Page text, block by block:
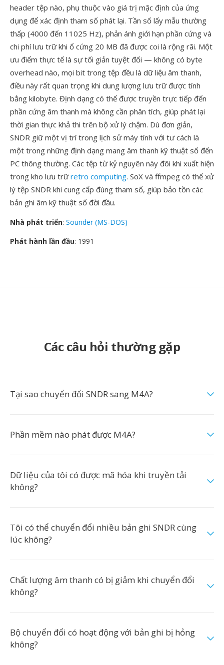
header tệp nào, phụ thuộc vào giá trị mặc định của ứng
dụng để xác định tham số phát lại. Tần số lấy mẫu thường
thấp (4000 đến 11025 Hz), phản ánh giới hạn phần cứng và
chi phí lưu trữ khi ổ cứng 20 MB đã được coi là rộng rãi. Một
ưu điểm thực tế là sự tối giản tuyệt đối — không có byte
overhead nào, mọi bit trong tệp đều là dữ liệu âm thanh,
điều này rất quan trọng khi dung lượng lưu trữ được tính
bằng kilobyte. Định dạng có thể được truyền trực tiếp đến
phần cứng âm thanh mà không cần phân tích, giúp phát lại
thời gian thực khả thi trên bộ xử lý chậm. Dù đơn giản,
SNDR giữ một vị trí trong lịch sử máy tính với tư cách là
một trong những định dạng mang âm thanh kỹ thuật số đến
PC thông thường. Các tệp từ kỷ nguyên này đôi khi xuất hiện
trong kho lưu trữretro computing. SoX và ffmpeg có thể xử
lý tệp SNDR khi cung cấp đúng tham số, giúp bảo tồn các
bản ghi âm kỹ thuật số đời đầu.
Nhà phát triển: Sounder (MS-DOS)
Phát hành lần đầu: 1991
Các câu hỏi thường gặp
Tại sao chuyển đổi SNDR sang M4A?
Phần mềm nào phát được M4A?
Dữ liệu của tôi có được mã hóa khi truyền tải
không?
Tôi có thể chuyển đổi nhiều bản ghi SNDR cùng
lúc không?
Chất lượng âm thanh có bị giảm khi chuyển đổi
không?
Bộ chuyển đổi có hoạt động với bản ghi bị hỏng
không?